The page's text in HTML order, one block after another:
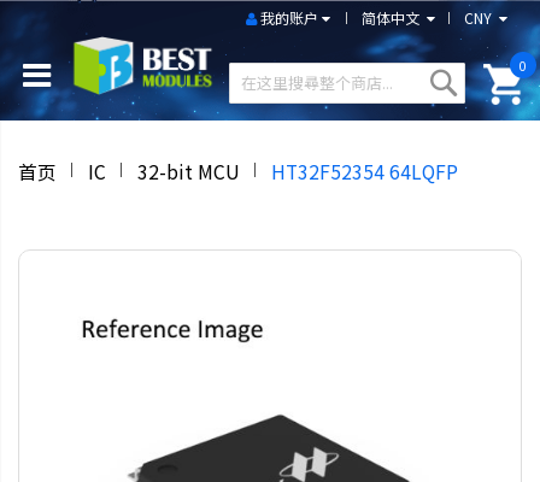
CNY
简体中文
我的账户
0
首页 IC 32-bit MCU HT32F52354 64LQFP